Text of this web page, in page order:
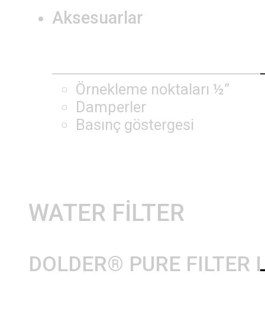
Aksesuarlar
Örnekleme noktaları ½”
Damperler
Basınç göstergesi
WATER FILTER
DOLDER® PURE FILTER